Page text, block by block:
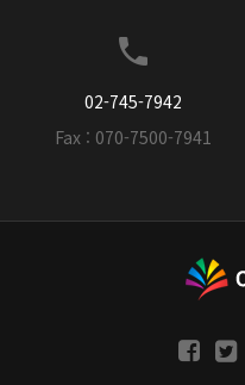
02-745-7942
Fax : 070-7500-7941